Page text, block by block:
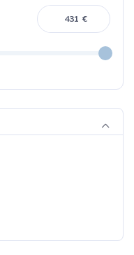
€